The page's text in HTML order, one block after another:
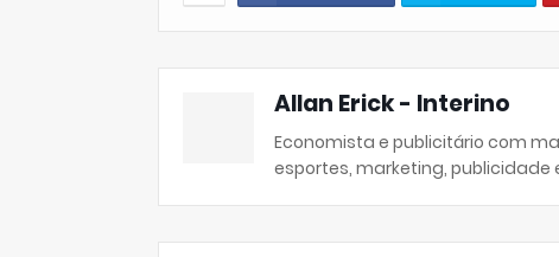
Allan Erick - Interino
Economista e publicitário com
esportes, marketing, publicidade